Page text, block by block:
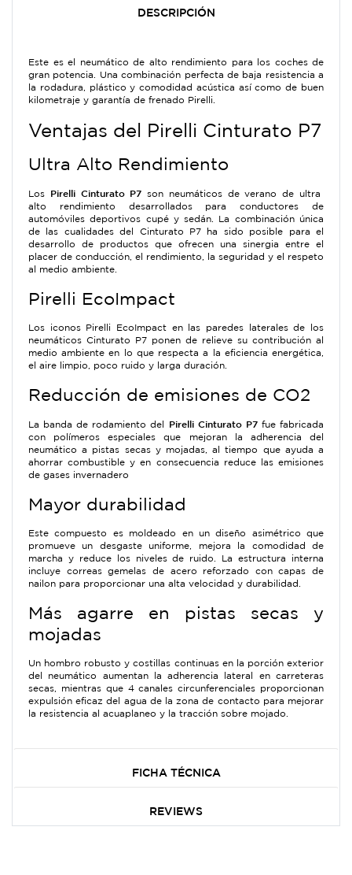
DESCRIPCIÓN
Este es el neumático de alto rendimiento para los coches de
gran potencia. Una combinación perfecta de baja resistencia a
la rodadura, plástico y comodidad acústica así como de buen
kilometraje y garantía de frenado Pirelli.
Ventajas del Pirelli Cinturato P7
Ultra Alto Rendimiento
Los Pirelli Cinturato P7 son neumáticos de verano de ultra
alto rendimiento desarrollados para conductores de
automóviles deportivos cupé y sedán. La combinación única
de las cualidades del Cinturato P7 ha sido posible para el
desarrollo de productos que ofrecen una sinergia entre el
placer de conducción, el rendimiento, la seguridad y el respeto
al medio ambiente.
Pirelli EcoImpact
Los iconos Pirelli EcoImpact en las paredes laterales de los
neumáticos Cinturato P7 ponen de relieve su contribución al
medio ambiente en lo que respecta a la eficiencia energética,
el aire limpio, poco ruido y larga duración.
Reducción de emisiones de CO2
La banda de rodamiento del Pirelli Cinturato P7fue fabricada
con polímeros especiales que mejoran la adherencia del
neumático a pistas secas y mojadas, al tiempo que ayuda a
ahorrar combustible y en consecuencia reduce las emisiones
de gases invernadero
Mayor durabilidad
Este compuesto es moldeado en un diseño asimétrico que
promueve un desgaste uniforme, mejora la comodidad de
marcha y reduce los niveles de ruido. La estructura interna
incluye correas gemelas de acero reforzado con capas de
nailon para proporcionar una alta velocidad y durabilidad.
Más agarre en pistas secas y
mojadas
Un hombro robusto y costillas continuas en la porción exterior
del neumático aumentan la adherencia lateral en carreteras
secas, mientras que 4 canales circunferenciales proporcionan
expulsión eficaz del agua de la zona de contacto para mejorar
la resistencia al acuaplaneo y la tracción sobre mojado.
FICHA TÉCNICA
REVIEWS